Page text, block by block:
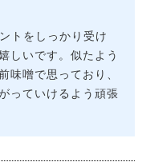
トをしっかり受け
しいです。似たよう
味噌で思っており、
っていけるよう頑張